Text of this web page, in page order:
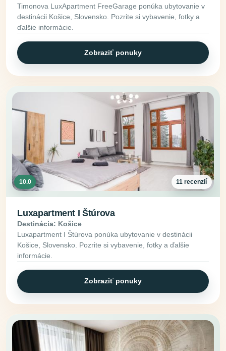
Timonova LuxApartment FreeGarage ponúka ubytovanie v
destinácii Košice, Slovensko. Pozrite si vybavenie, fotky a
ďalšie informácie.
Zobraziť ponuky
10.0 11 recenzií
Luxapartment I Štúrova
Destinácia: Košice
Luxapartment I Štúrova ponúka ubytovanie v destinácii
Košice, Slovensko. Pozrite si vybavenie, fotky a ďalšie
informácie.
Zobraziť ponuky